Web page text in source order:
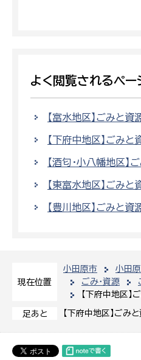
現在位置
小田原市 小田
ごみ・資源
【下府中地区】
足あと 【下府中地区】ごみ
よく閲覧されるペー
【富水地区】ごみと資
【下府中地区】ごみと
【酒匂・小八幡地区】
【東富水地区】ごみと
【豊川地区】ごみと資